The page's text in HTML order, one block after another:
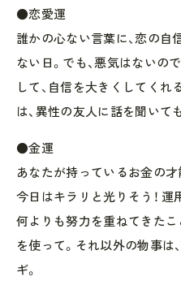
●恋愛運
誰かの心ない言葉に、恋の自
ない日。でも、悪気はないの
して、自信を大きくしてくれ
は、異性の友人に話を聞いて
●金運
あなたが持っているお金の才
今日はキラリと光りそう！ 運
何よりも努力を重ねてきた
を使って。それ以外の物事は
ギ。